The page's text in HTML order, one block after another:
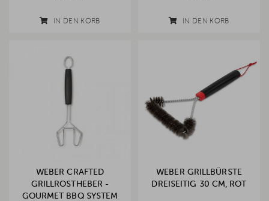
IN DEN KORB IN DEN KORB
WEBER CRAFTED
GRILLROSTHEBER -
GOURMET BBQ SYSTEM
WEBER GRILLBÜRSTE
DREISEITIG 30 CM, ROT